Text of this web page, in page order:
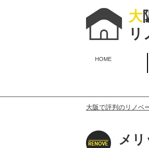
大
リ
HOME
大阪で評判のリノベ
メリ